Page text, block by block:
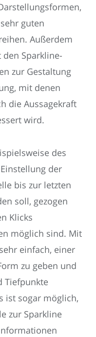
guten
Außerdem
Sparkline-
zur Gestaltung
mit denen
die Aussagekraft
wird.
des
der
bis zur letzten
soll, gezogen
Klicks
möglich sind. Mit
einfach, einer
zu geben und
Tiefpunkte
ist sogar möglich,
zur Sparkline